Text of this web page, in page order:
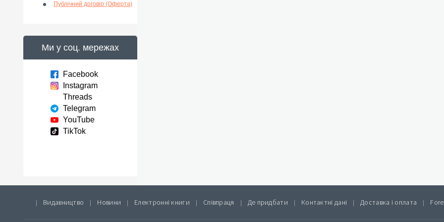
Публічний договір (Оферта)
Ми у соц. мережах
Facebook
Instagram
Threads
Telegram
YouTube
TikTok
| Видавництво | Новини | Електронні книги | Співпраця | Де придбати | Контактні дані | Доставка і оплата |